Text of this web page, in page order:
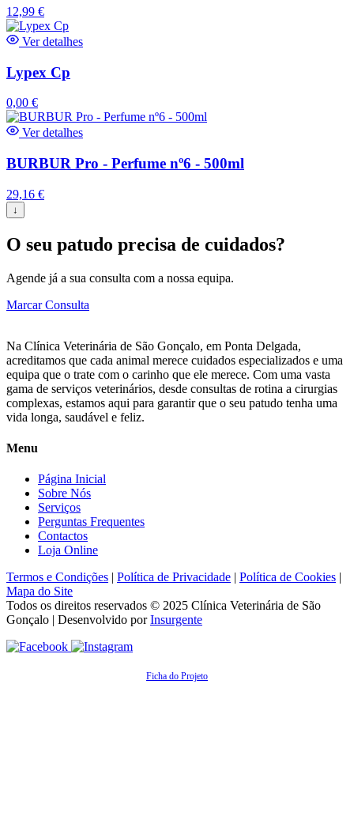
12,99 €
Ver detalhes
Lypex Cp
0,00 €
Ver detalhes
BURBUR Pro - Perfume nº6 - 500ml
29,16 €
↓
O seu patudo precisa de cuidados?
Agende já a sua consulta com a nossa equipa.
Marcar Consulta
Na Clínica Veterinária de São Gonçalo, em Ponta Delgada,
acreditamos que cada animal merece cuidados especializados e uma
equipa que o trate com o carinho que ele merece. Com uma vasta
gama de serviços veterinários, desde consultas de rotina a cirurgias
complexas, estamos aqui para garantir que o seu patudo tenha uma
vida longa, saudável e feliz.
Menu
Página Inicial
Sobre Nós
Serviços
Perguntas Frequentes
Contactos
Loja Online
Termos e Condições | Política de Privacidade | Política de Cookies |
Mapa do Site
Todos os direitos reservados © 2025 Clínica Veterinária de São
Gonçalo | Desenvolvido porInsurgente
Ficha do Projeto